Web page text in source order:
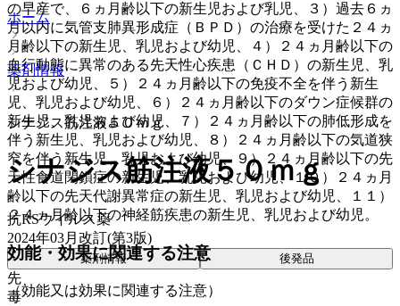
の早産で、６ヵ月齢以下の新生児および乳児、３）過去６ヵ
月以内に気管支肺異形成症（ＢＰＤ）の治療を受けた２４ヵ
月齢以下の新生児、乳児および幼児、４）２４ヵ月齢以下の
血行動態に異常のある先天性心疾患（ＣＨＤ）の新生児、乳
児および幼児、５）２４ヵ月齢以下の免疫不全を伴う新生
児、乳児および幼児、６）２４ヵ月齢以下のダウン症候群の
新生児、乳児および幼児、７）２４ヵ月齢以下の肺低形成を
伴う新生児、乳児および幼児、８）２４ヵ月齢以下の気道狭
窄を伴う新生児、乳児および幼児、９）２４ヵ月齢以下の先
天性食道閉鎖症の新生児、乳児および幼児、１０）２４ヵ月
齢以下の先天代謝異常症の新生児、乳児および幼児、１１）
２４ヵ月齢以下の神経筋疾患の新生児、乳児および幼児。
効能・効果に関連する注意
（効能又は効果に関連する注意）
ホーム
薬剤情報
シナジス筋注液５０ｍｇ
シナジス筋注液５０ｍｇ
抗RSウイルス薬
2024年03月改訂(第3版)
薬剤情報 後発品
先
毒